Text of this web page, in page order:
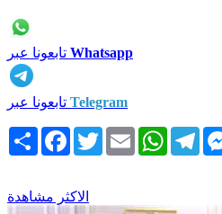
Whatsapp
Telegram
انشر Facebook
TwitterEmail
الاكثر مشاهدة